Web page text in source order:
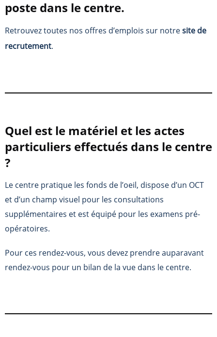
poste dans le centre.
Retrouvez toutes nos offres d’emplois sur notresite de
recrutement.
Quel est le matériel et les actes
particuliers effectués dans le centre
?
Le centre pratique les fonds de l’oeil, dispose d’un OCT
et d’un champ visuel pour les consultations
supplémentaires et est équipé pour les examens pré-
opératoires.
Pour ces rendez-vous, vous devez prendre auparavant
rendez-vous pour un bilan de la vue dans le centre.